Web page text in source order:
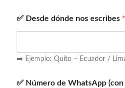
✅ Desde dónde nos escribes *
➡️ Ejemplo: Quito – Ecuador /
✅ Número de WhatsApp (con